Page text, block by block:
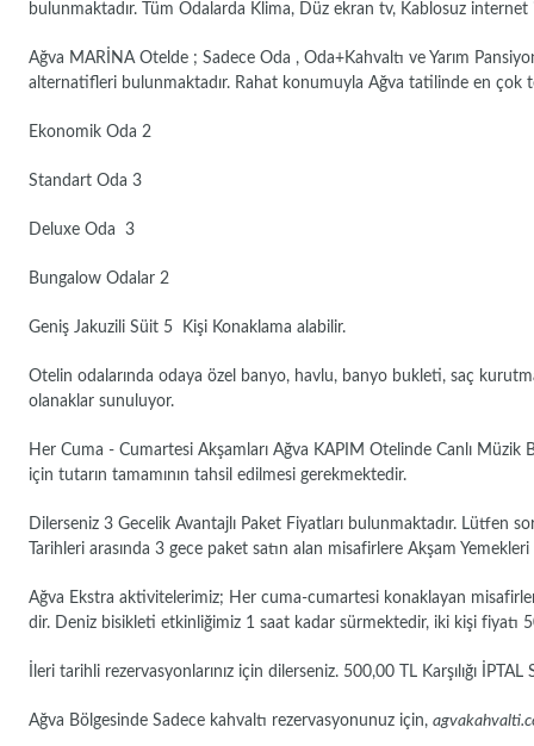
bulunmaktadır. Tüm Odalarda Klima, Düz ekran tv, Kablosuz
Ağva MARİNA Otelde ; Sadece Oda , Oda+Kahvaltı ve Yarım
alternatifleri bulunmaktadır. Rahat konumuyla Ağva tatilinde en çok
Ekonomik Oda 2
Standart Oda 3
Deluxe Oda 3
Bungalow Odalar 2
Geniş Jakuzili Süit 5 Kişi Konaklama alabilir.
Otelin odalarında odaya özel banyo, havlu, banyo bukleti, saç
olanaklar sunuluyor.
Her Cuma - Cumartesi Akşamları Ağva KAPIM Otelinde Canlı Müzik
için tutarın tamamının tahsil edilmesi gerekmektedir.
Dilerseniz 3 Gecelik Avantajlı Paket Fiyatları bulunmaktadır. Lütfen
Tarihleri arasında 3 gece paket satın alan misafirlere Akşam
Ağva Ekstra aktivitelerimiz; Her cuma-cumartesi konaklayan
dir. Deniz bisikleti etkinliğimiz 1 saat kadar sürmektedir, iki kişi fiyatı
İleri tarihli rezervasyonlarınız için dilerseniz. 500,00 TL Karşılığı
Ağva Bölgesinde Sadece kahvaltı rezervasyonunuz için,